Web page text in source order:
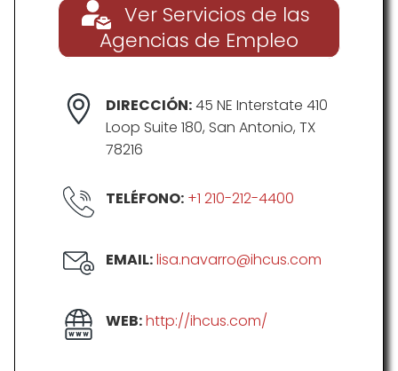
Ver Servicios de las
Agencias de Empleo
DIRECCIÓN:45 NE Interstate 410
Loop Suite 180, San Antonio, TX
78216
TELÉFONO: +1 210-212-4400
EMAIL:lisa.navarro@ihcus.com
WEB:http://ihcus.com/